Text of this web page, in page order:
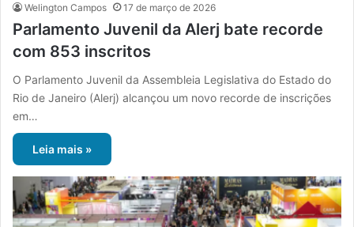
Welington Campos 17 de março de 2026
Parlamento Juvenil da Alerj bate recorde
com 853 inscritos
O Parlamento Juvenil da Assembleia Legislativa do Estado do
Rio de Janeiro (Alerj) alcançou um novo recorde de inscrições
em…
Leia mais »